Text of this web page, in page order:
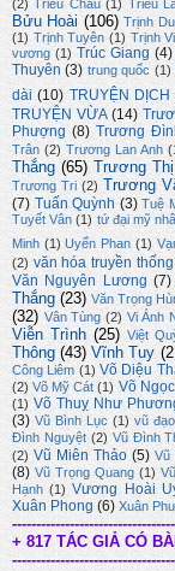
(2) Triều Châu (1) Triều
Bửu Hoài (106) Trịnh
(1) Trịnh Tuyên (1) Trịnh
vương (1) Trúc Giang (4)
Thuyên (3) trung quốc (1)
dài (10) TRUYỆN DỊCH
TRUYỆN VỪA (14)
Phượng (8) Trương
Trân (2) Trương Lan Anh
Thắng (65) Trương
Trương Tri (2) Trương
(7) Tuấn Quỳnh (3) Tuệ
Tuyết Vân (1) tứ đại mỹ
Minh (1) Uyển Phan (1)
(2) văn hóa truyền thống
Văn Nguyên Lương (7)
Thắng (23) Văn Trọng
(32) Vân Tùng (2) Vi Ánh
Viễn Trình (25) Việt
Thông (43) Vĩnh Tuy
Công Liêm (1) Võ Diệu
(2) Võ Mỹ Cát (1) Võ
(1) Võ Thuỵ Như
(3) Vũ Bình Lục (1) vũ đạo
Đình Nguyệt (2) Vũ Đình
(2) Vũ Miên Thảo (5) Vũ
(8) Vũ Trọng Quang (1)
Hạnh (1) Vương Hoài
Xuân Phong (6) Xuân
+ 817 TÁC GIẢ CÓ